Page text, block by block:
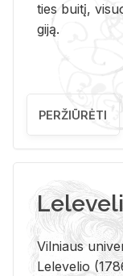
ties bui­tį,
gi­ją.
PERŽIŪRĖTI
Vil­niaus
Le­le­ve­lio